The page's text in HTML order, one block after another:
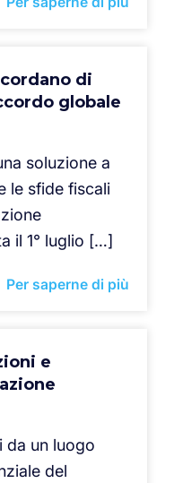
di
globale
soluzione a
le sfide fiscali
il 1° luglio […]
Per saperne di più
e
da un luogo
del